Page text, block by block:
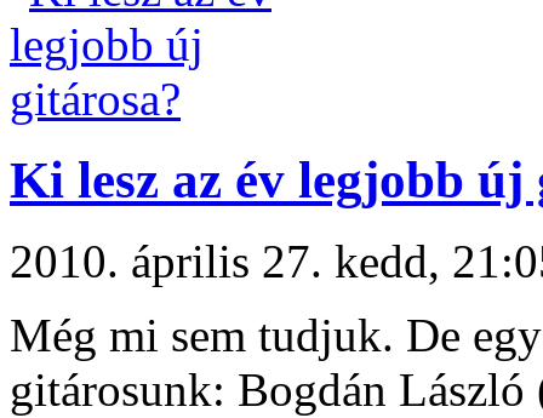
Ki lesz az év legjobb új
2010. április 27. kedd,
Még mi sem tudjuk. De
gitárosunk: Bogdán